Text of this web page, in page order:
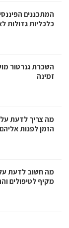
המתכננים
כלכליות גדולות
השכרת גנרטור
זמינה
מה צריך לדעת על
הזמן לפנות אליהם
מה חשוב לדעת על
מקיף לטיפולים